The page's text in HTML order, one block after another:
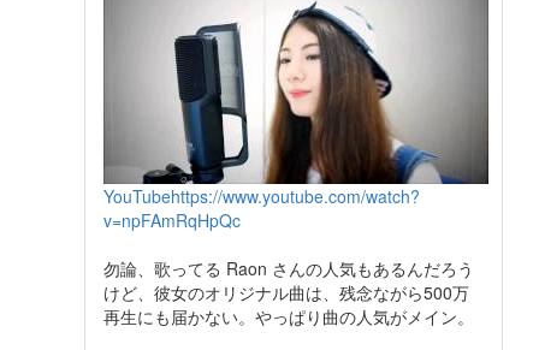
YouTubehttps://www.youtube.com/watch?
v=npFAmRqHpQc
勿論、歌ってる Raon さんの人気もあるんだろう
けど、彼女のオリジナル曲は、残念ながら500万
再生にも届かない。やっぱり曲の人気がメイン。